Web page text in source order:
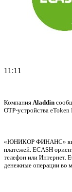
11:11
Компания Aladdin
ОТР-устройства eToken
«ЮНИКОР ФИНАНС»
платежей. ECASH
телефон или Интернет.
денежные операции во